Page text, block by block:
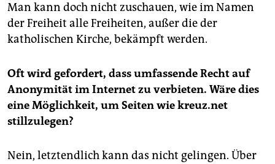
Man kann doch nicht zuschauen, wie im Namen
der Freiheit alle Freiheiten, außer die der
katholischen Kirche, bekämpft werden.
Oft wird gefordert, dass umfassende Recht auf
Anonymität im Internet zu verbieten. Wäre dies
eine Möglichkeit, um Seiten wie kreuz.net
stillzulegen?
Nein, letztendlich kann das nicht gelingen. Über